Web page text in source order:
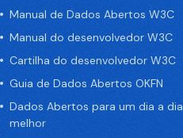
Manual de Dados Abertos W3C
Manual do desenvolvedor W3C
Cartilha do desenvolvedor W3C
Guia de Dados Abertos OKFN
Dados Abertos para um dia a dia
melhor